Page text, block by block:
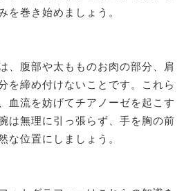
を巻き始めましょう。
、腹部や太もものお肉の部分、肩
を締め付けないことです。これら
血流を妨げてチアノーゼを起こす
は無理に引っ張らず、手を胸の前
な位置にしましょう。